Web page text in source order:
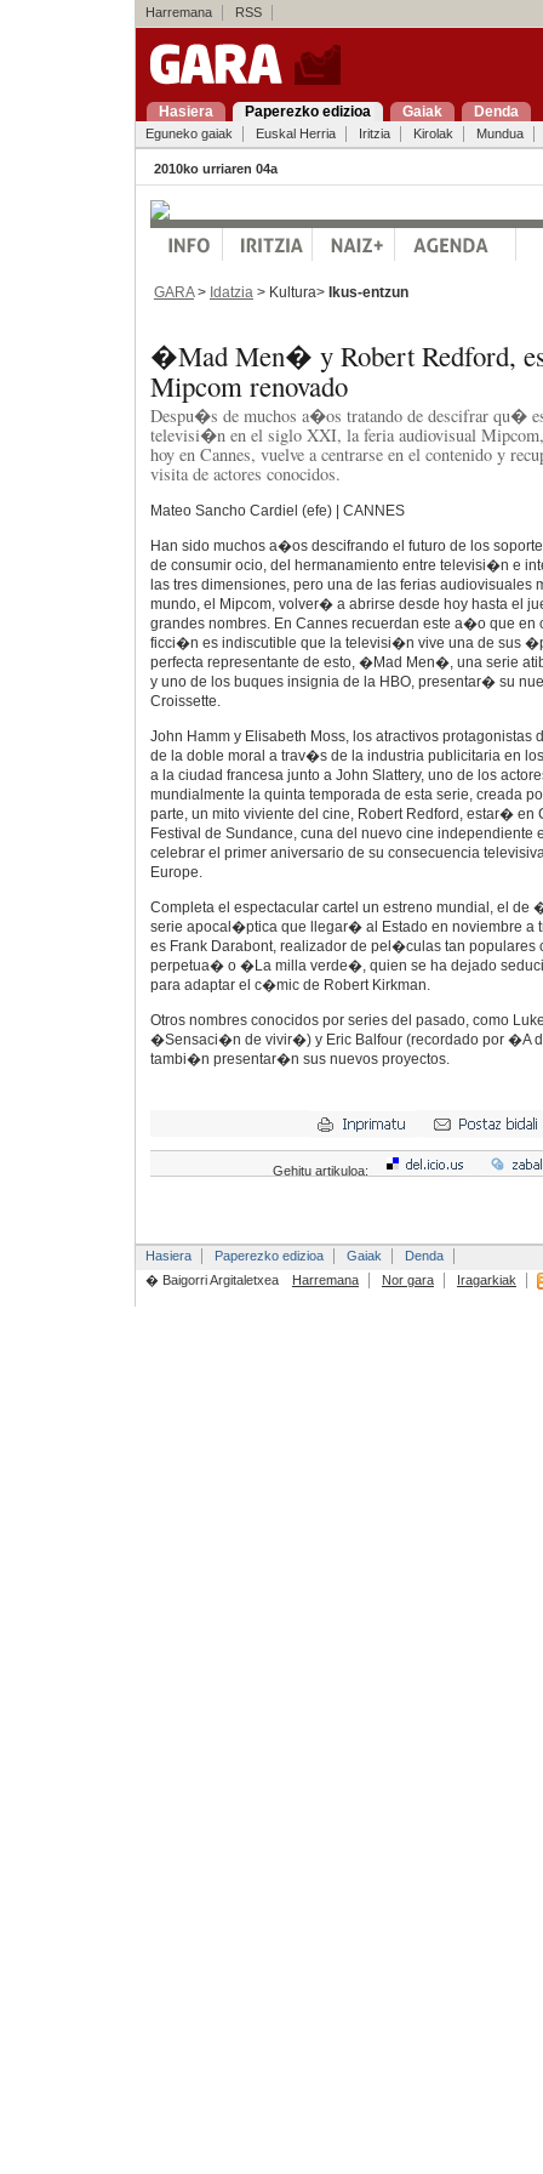
Harremana RSS
Hasiera Paperezko edizioa Gaiak Denda
Eguneko gaiak Euskal Herria Iritzia Kirolak Mundua
2010ko urriaren 04a
GARA> Idatzia > Kultura> Ikus-entzun
�Mad Men� y Robert Redford,
Mipcom renovado
Despu�s de muchos a�os tratando de descifrar qu�
televisi�n en el siglo XXI, la feria audiovisual Mipcom,
hoy en Cannes, vuelve a centrarse en el contenido y
visita de actores conocidos.
Mateo Sancho Cardiel (efe) | CANNES
Han sido muchos a�os descifrando el futuro de los
de consumir ocio, del hermanamiento entre televisi�n e
las tres dimensiones, pero una de las ferias audiovisuales
mundo, el Mipcom, volver� a abrirse desde hoy hasta el
grandes nombres. En Cannes recuerdan este a�o que
ficci�n es indiscutible que la televisi�n vive una de sus
perfecta representante de esto, �Mad Men�, una serie
y uno de los buques insignia de la HBO, presentar� su
Croissette.
John Hamm y Elisabeth Moss, los atractivos
de la doble moral a trav�s de la industria publicitaria en
a la ciudad francesa junto a John Slattery, uno de los
mundialmente la quinta temporada de esta serie, creada
parte, un mito viviente del cine, Robert Redford, estar� en
Festival de Sundance, cuna del nuevo cine independiente
celebrar el primer aniversario de su consecuencia
Europe.
Completa el espectacular cartel un estreno mundial, el
serie apocal�ptica que llegar� al Estado en noviembre a
es Frank Darabont, realizador de pel�culas tan
perpetua� o �La milla verde�, quien se ha dejado
para adaptar el c�mic de Robert Kirkman.
Otros nombres conocidos por series del pasado, como
�Sensaci�n de vivir�) y Eric Balfour (recordado por �A
tambi�n presentar�n sus nuevos proyectos.
Gehitu artikuloa:
Hasiera Paperezko edizioa Gaiak
Denda
� Baigorri Argitaletxea
Harremana Nor gara Iragarkiak